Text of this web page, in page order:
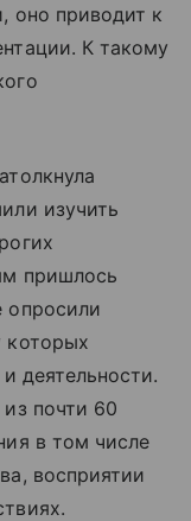
оно приводит к
К такому
изучить
пришлось
опросили
которых
деятельности.
почти 60
в том числе
восприятии